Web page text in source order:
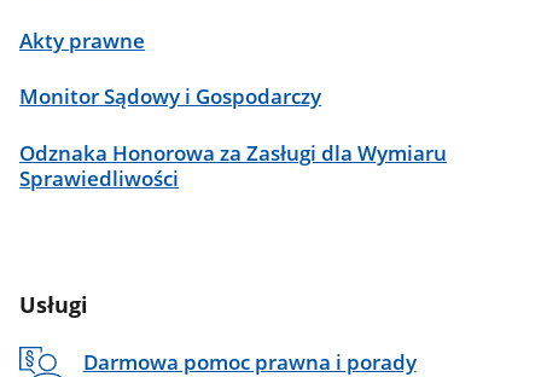
Akty prawne
Monitor Sądowy i Gospodarczy
Odznaka Honorowa za Zasługi dla Wymiaru
Sprawiedliwości
Usługi
Darmowa pomoc prawna i porady